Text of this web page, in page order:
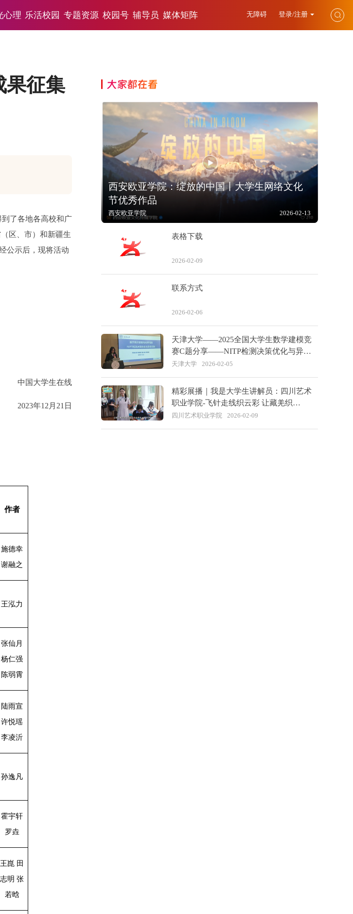
心理 乐活校园 专题资源 校园号 辅导员 媒体矩阵 无障碍 登录/注册
果征集
到了各地各高校和广
区、市）和新疆生
公示后，现将活动
中国大学生在线
2023年12月21日
作者
施德幸
谢融之
王泓力
张仙月
杨仁强
陈弱霄
陆雨宣
许悦瑶
李凌沂
孙逸凡
霍宇轩
罗垚
王崑 田
志明 张
若晗
大家都在看
西安欧亚学院：绽放的中国丨大学生网络文化
节优秀作品
西安欧亚学院 2026-02-13
表格下载
2026-02-09
联系方式
2026-02-06
天津大学——2025全国大学生数学建模竞
赛C题分享——NITP检测决策优化与异常
识别
天津大学 2026-02-05
精彩展播｜我是大学生讲解员：四川艺术
职业学院-飞针走线织云彩 让藏羌织
绣“活”起来
四川艺术职业学院 2026-02-09